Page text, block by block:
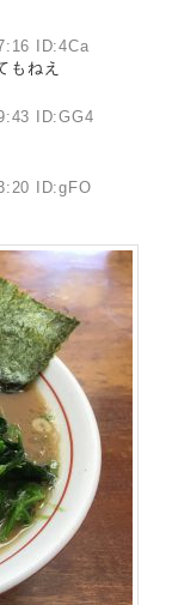
ID:4Ca
もねえ
ID:GG4
ID:gFO